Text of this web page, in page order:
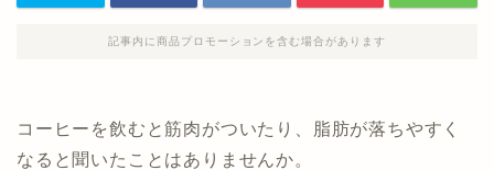
記事内に商品プロモーションを含む場合があります
コーヒーを飲むと筋肉がついたり、脂肪が落ちやすく
なると聞いたことはありませんか。